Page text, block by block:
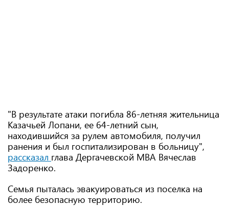
"В результате атаки погибла 86-летняя жительница
Казачьей Лопани, ее 64-летний сын,
находившийся за рулем автомобиля, получил
ранения и был госпитализирован в больницу",
рассказал глава Дергачевской МВА Вячеслав
Задоренко.
Семья пыталась эвакуироваться из поселка на
более безопасную территорию.